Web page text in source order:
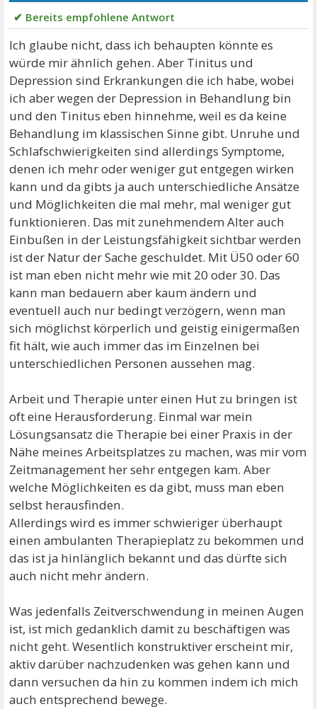
✔ Bereits empfohlene Antwort
Ich glaube nicht, dass ich behaupten könnte es
würde mir ähnlich gehen. Aber Tinitus und
Depression sind Erkrankungen die ich habe, wobei
ich aber wegen der Depression in Behandlung bin
und den Tinitus eben hinnehme, weil es da keine
Behandlung im klassischen Sinne gibt. Unruhe und
Schlafschwierigkeiten sind allerdings Symptome,
denen ich mehr oder weniger gut entgegen wirken
kann und da gibts ja auch unterschiedliche Ansätze
und Möglichkeiten die mal mehr, mal weniger gut
funktionieren. Das mit zunehmendem Alter auch
Einbußen in der Leistungsfähigkeit sichtbar werden
ist der Natur der Sache geschuldet. Mit Ü50 oder 60
ist man eben nicht mehr wie mit 20 oder 30. Das
kann man bedauern aber kaum ändern und
eventuell auch nur bedingt verzögern, wenn man
sich möglichst körperlich und geistig einigermaßen
fit hält, wie auch immer das im Einzelnen bei
unterschiedlichen Personen aussehen mag.
Arbeit und Therapie unter einen Hut zu bringen ist
oft eine Herausforderung. Einmal war mein
Lösungsansatz die Therapie bei einer Praxis in der
Nähe meines Arbeitsplatzes zu machen, was mir vom
Zeitmanagement her sehr entgegen kam. Aber
welche Möglichkeiten es da gibt, muss man eben
selbst herausfinden.
Allerdings wird es immer schwieriger überhaupt
einen ambulanten Therapieplatz zu bekommen und
das ist ja hinlänglich bekannt und das dürfte sich
auch nicht mehr ändern.
Was jedenfalls Zeitverschwendung in meinen Augen
ist, ist mich gedanklich damit zu beschäftigen was
nicht geht. Wesentlich konstruktiver erscheint mir,
aktiv darüber nachzudenken was gehen kann und
dann versuchen da hin zu kommen indem ich mich
auch entsprechend bewege.